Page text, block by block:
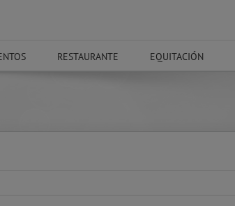
RESTAURANTE EQUITACIÓN